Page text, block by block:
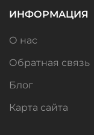
ИНФОРМАЦИЯ
О нас
Обратная связь
Блог
Карта сайта